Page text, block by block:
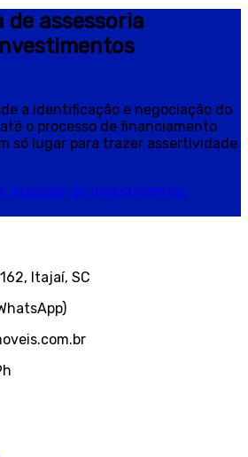
de assessoria
a identificação e negociação do
o processo de financiamento
só lugar para trazer assertividade
assessor de investimentos
Itajaí, SC